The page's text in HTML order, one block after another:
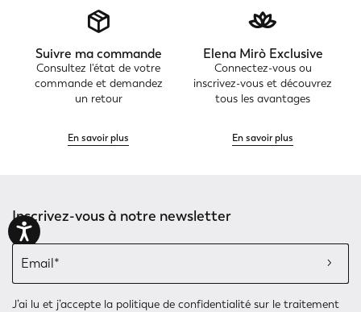
Suivre ma commande
Consultez l'état de votre
commande et demandez
un retour
En savoir plus
Elena Mirò Exclusive
Connectez-vous ou
inscrivez-vous et découvrez
tous les avantages
En savoir plus
Inscrivez-vous à notre newsletter
J’ai lu et j’accepte la politique de confidentialité sur le traitement